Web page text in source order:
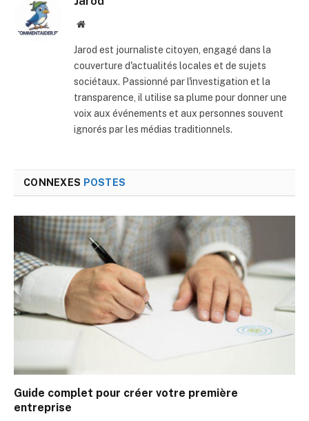
Site
Jarod est journaliste citoyen, engagé dans la
couverture d'actualités locales et de sujets
sociétaux. Passionné par l'investigation et la
transparence, il utilise sa plume pour donner une
voix aux événements et aux personnes souvent
ignorés par les médias traditionnels.
CONNEXES POSTES
Guide complet pour créer votre première
entreprise